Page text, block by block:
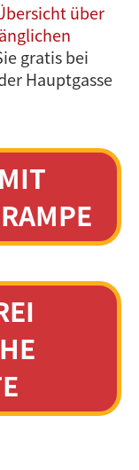
über
gratis bei
Hauptgasse